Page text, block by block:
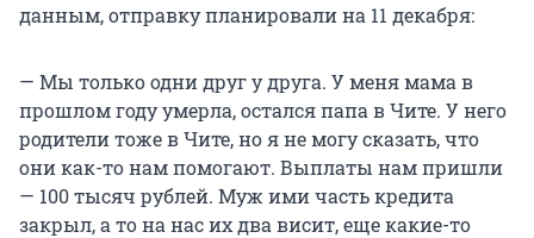
данным, отправку планировали на 11 декабря:
— Мы только одни друг у друга. У меня мама в
прошлом году умерла, остался папа в Чите. У него
родители тоже в Чите, но я не могу сказать, что
они как-то нам помогают. Выплаты нам пришли
— 100 тысяч рублей. Муж ими часть кредита
закрыл, а то на нас их два висит, еще какие-то